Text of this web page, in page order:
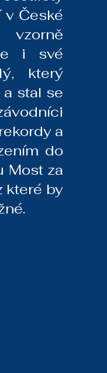
České
vzorně
i své
který
stal se
a
do
Most za
které by